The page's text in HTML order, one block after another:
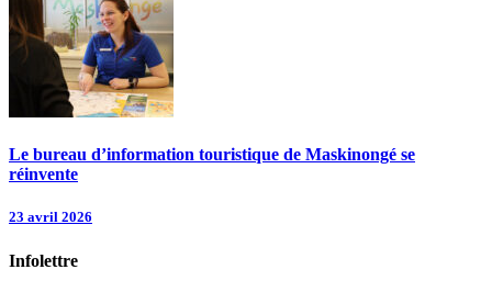
Le bureau d’information touristique de Maskinongé se
réinvente
23 avril 2026
Infolettre